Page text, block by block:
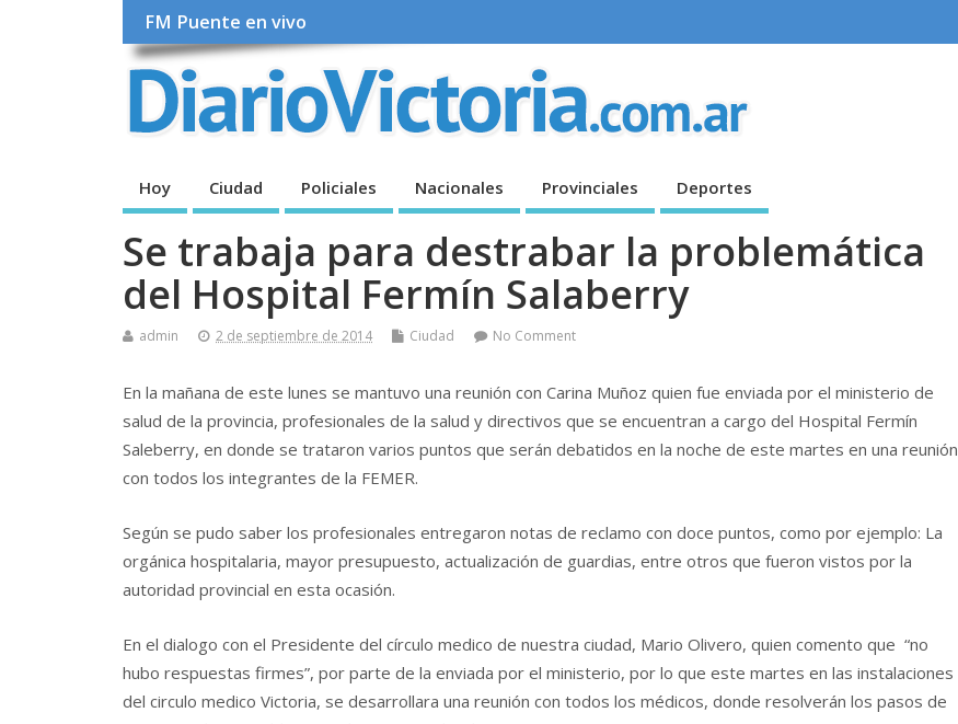
FM Puente en vivo
Hoy Ciudad Policiales Nacionales Provinciales Deportes
Se trabaja para destrabar la problemática
del Hospital Fermín Salaberry
admin 2 de septiembre de 2014 Ciudad No Comment
En la mañana de este lunes se mantuvo una reunión con Carina Muñoz quien fue enviada por el ministerio de
salud de la provincia, profesionales de la salud y directivos que se encuentran a cargo del Hospital Fermín
Saleberry, en donde se trataron varios puntos que serán debatidos en la noche de este martes en una reunión
con todos los integrantes de la FEMER.
Según se pudo saber los profesionales entregaron notas de reclamo con doce puntos, como por ejemplo: La
orgánica hospitalaria, mayor presupuesto, actualización de guardias, entre otros que fueron vistos por la
autoridad provincial en esta ocasión.
En el dialogo con el Presidente del círculo medico de nuestra ciudad, Mario Olivero, quien comento que “no
hubo respuestas firmes”, por parte de la enviada por el ministerio, por lo que este martes en las instalaciones
del circulo medico Victoria, se desarrollara una reunión con todos los médicos, donde resolverán los pasos de